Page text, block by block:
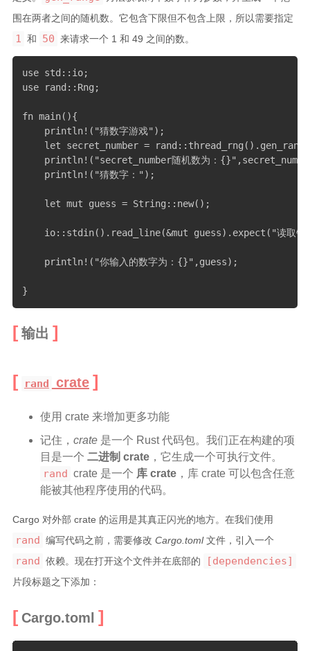
围在两者之间的随机数。它包含下限但不包含上限，所以需要指定
1 和 50 来请求一个 1 和 49 之间的数。
use std::io;
use rand::Rng;
fn main(){
    println!("猜数字游戏");
let secret_number =
println!("secret_number随机数为：
    println!("猜数字：");
    let mut guess = String::new();
io::stdin().read_line(&mut guess).expect("读取错
    println!("你输入的数字为：{}",guess);
}
输出
rand crate
使用 crate 来增加更多功能
记住， crate是一个 Rust 代码包。我们正在构建的项
目是一个 二进制 crate，它生成一个可执行文件。
rand crate 是一个 库 crate，库 crate 可以包含任意
能被其他程序使用的代码。
Cargo 对外部 crate 的运用是其真正闪光的地方。在我们使用
rand 编写代码之前，需要修改 Cargo.toml文件，引入一个
rand 依赖。现在打开这个文件并在底部的 [dependencies]
片段标题之下添加：
Cargo.toml